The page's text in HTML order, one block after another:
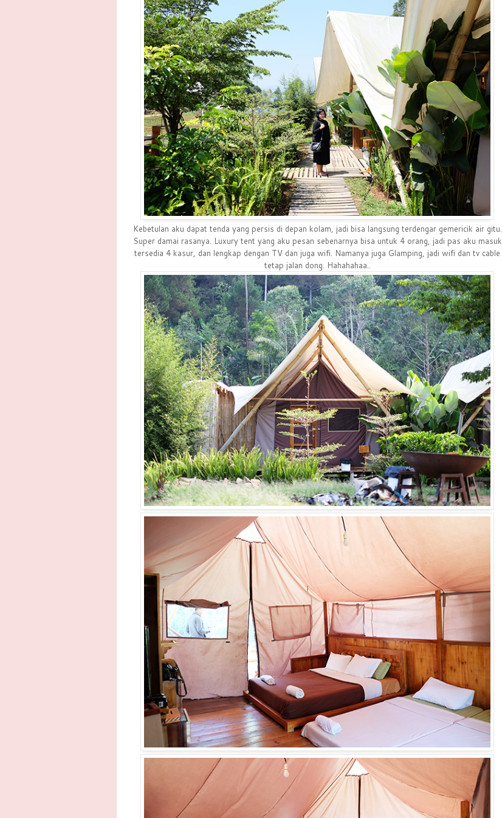
Kebetulan aku dapat tenda yang persis di depan kolam, jadi bisa langsung terdengar gemericik air gitu.
Super damai rasanya. Luxury tent yang aku pesan sebenarnya bisa untuk 4 orang, jadi pas aku masuk
tersedia 4 kasur, dan lengkap dengan TV dan juga wifi. Namanya juga Glamping, jadi wifi dan tv cable
tetap jalan dong. Hahahahaa..